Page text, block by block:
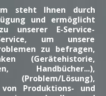
steht Ihnen durch
und ermöglicht
unserer E-Service-
um unsere
zu befragen,
(Gerätehistorie,
Handbücher...),
(Problem/Lösung),
Produktions- und